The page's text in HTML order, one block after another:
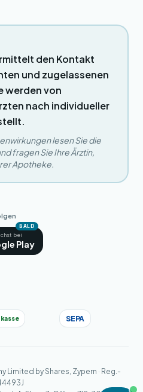
den Kontakt
und zugelassenen
werden von
nach individueller
lesen Sie die
fragen Sie Ihre Ärztin,
Apotheke.
BALD
bei
Play
SEPA
Limited by Shares, Zypern · Reg.-